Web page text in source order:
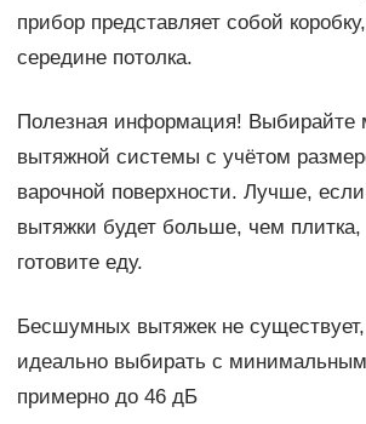
прибор представляет собой
середине потолка.
Полезная информация! Выбирайте
вытяжной системы с учётом
варочной поверхности. Лучше,
вытяжки будет больше, чем плитка,
готовите еду.
Бесшумных вытяжек не
идеально выбирать с минимальным
примерно до 46 дБ